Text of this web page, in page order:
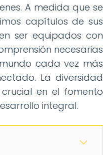
A medida que se
capítulos de sus
ser equipados con
necesarias
cada vez más
La diversidad
en el fomento
integral.